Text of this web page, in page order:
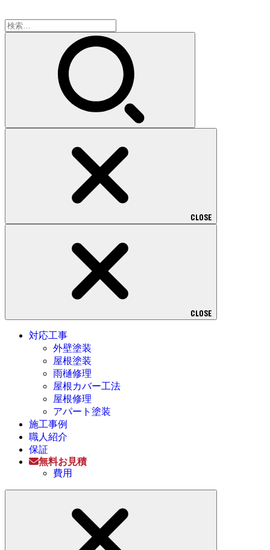
検
索:
CLOSE
CLOSE
対応工事
外壁塗装
屋根塗装
雨樋修理
屋根カバー工法
屋根修理
アパート塗装
施工事例
職人紹介
保証
無料お見積
費用